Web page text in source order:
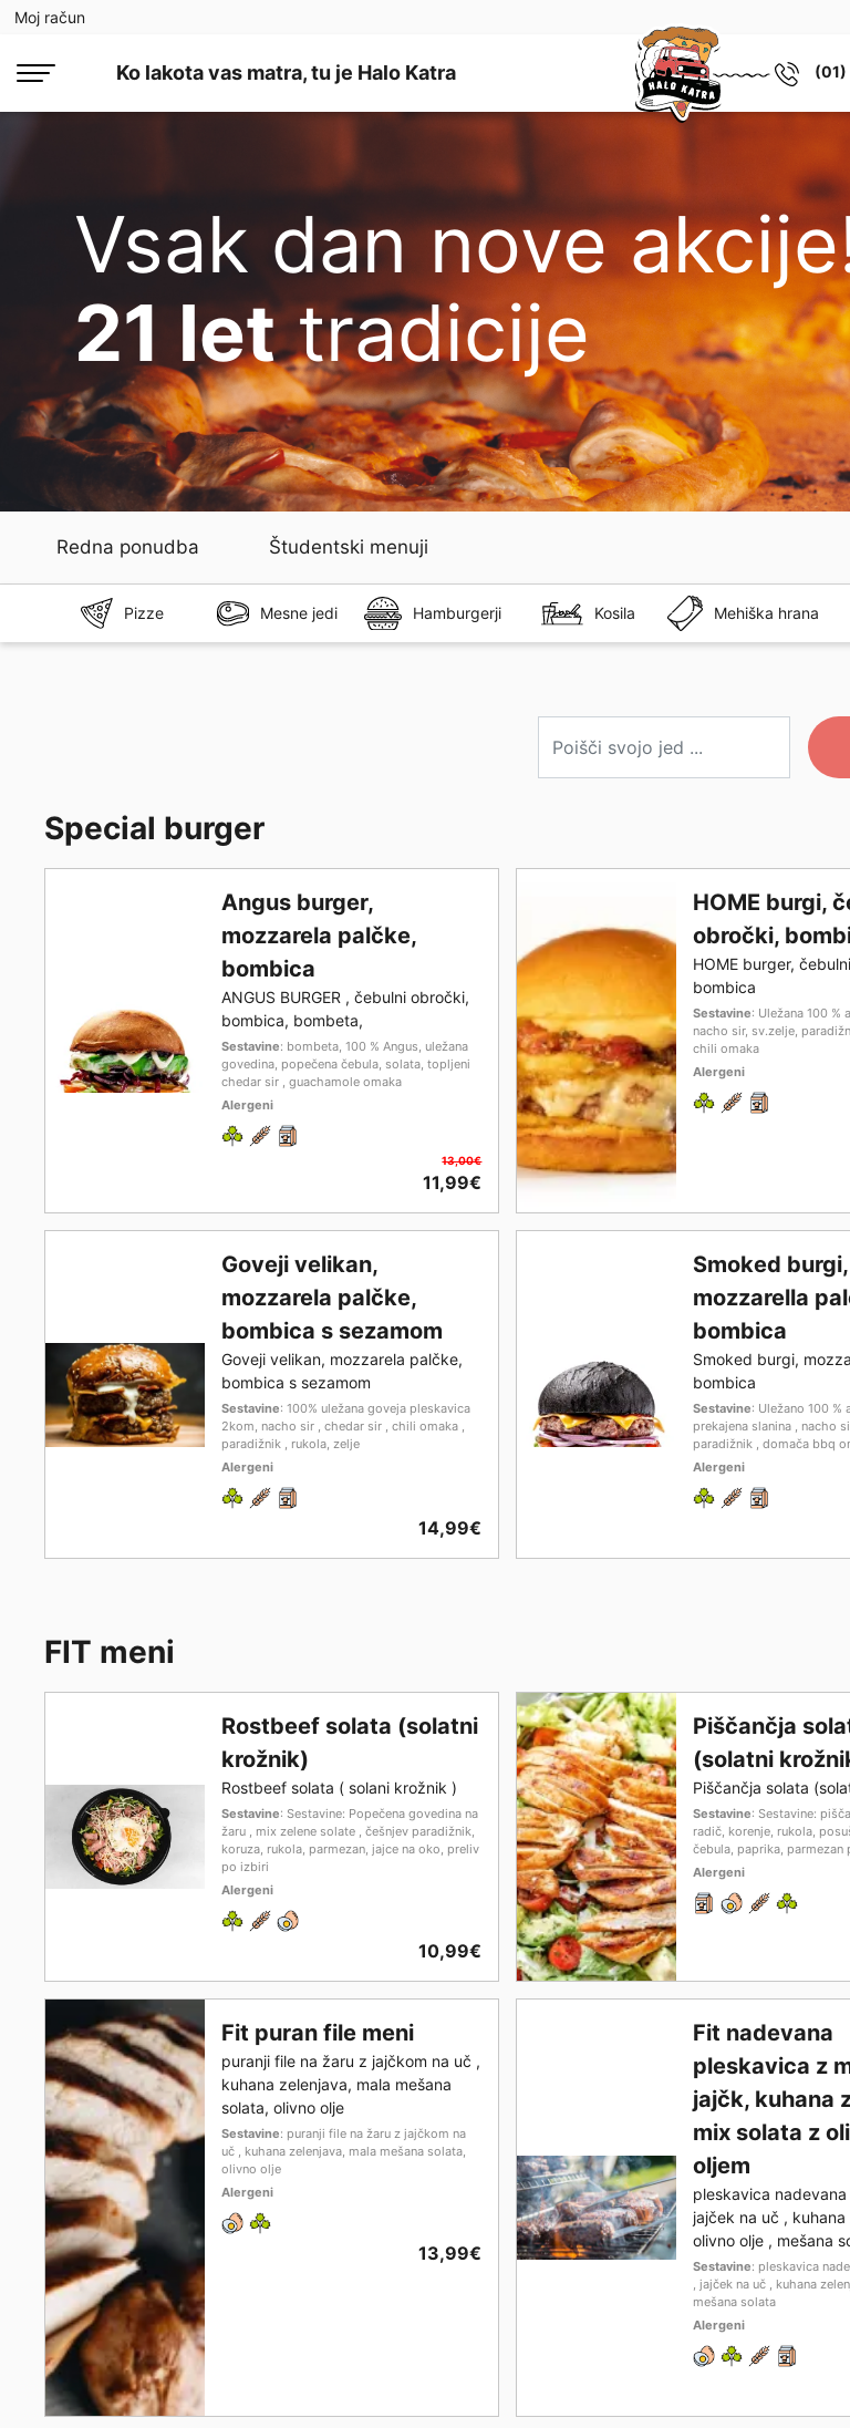
Moj račun
Ko lakota vas matra, tu je Halo Katra (01)
Vsak dan nove
21 lettradicije
Redna ponudba Študentski menuji
Pizze Mesne jedi Hamburgerji Kosila Mehiška hrana
Special burger
Angus burger,
mozzarela palčke,
bombica
ANGUS BURGER , čebulni obročki,
bombica, bombeta,
Sestavine: bombeta, 100 % Angus, uležana
govedina, popečena čebula, solata, topljeni
chedar sir , guachamole omaka
Alergeni
13,00€
11,99€
HOME burgi,
obročki,
HOME burger,
bombica
Sestavine: Uležana 100 %
nacho sir, sv.zelje,
chili omaka
Alergeni
Goveji velikan,
mozzarela palčke,
bombica s sezamom
Goveji velikan, mozzarela palčke,
bombica s sezamom
Sestavine: 100% uležana goveja pleskavica
2kom, nacho sir , chedar sir , chili omaka ,
paradižnik , rukola, zelje
Alergeni
14,99€
Smoked burgi,
mozzarella
bombica
Smoked burgi,
bombica
Sestavine: Uležano 100 %
prekajena slanina , nacho
paradižnik , domača bbq
Alergeni
FIT meni
Rostbeef solata (solatni
krožnik)
Rostbeef solata ( solani krožnik )
Sestavine: Sestavine: Popečena govedina na
žaru , mix zelene solate , češnjev paradižnik,
koruza, rukola, parmezan, jajce na oko, preliv
po izbiri
Alergeni
10,99€
Piščančja
(solatni
Piščančja solata
Sestavine: Sestavine:
radič, korenje, rukola,
čebula, paprika, parmezan
Alergeni
Fit puran file meni
puranji file na žaru z jajčkom na uč ,
kuhana zelenjava, mala mešana
solata, olivno olje
Sestavine: puranji file na žaru z jajčkom na
uč , kuhana zelenjava, mala mešana solata,
olivno olje
Alergeni
13,99€
Fit nadevana
pleskavica z
jajčk, kuhana
mix solata z
oljem
pleskavica
jajček na uč , kuhana
olivno olje , mešana
Sestavine: pleskavica
, jajček na uč , kuhana
mešana solata
Alergeni